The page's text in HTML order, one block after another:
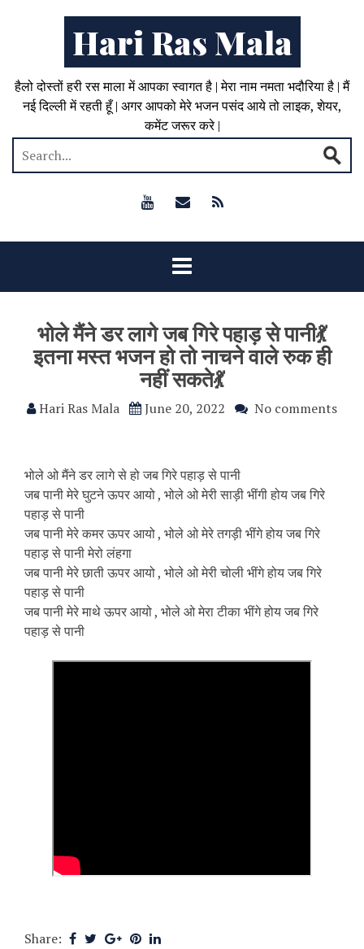
Hari Ras Mala
हैलो दोस्तों हरी रस माला में आपका स्वागत है | मेरा नाम नमता भदौरिया है | मैं
नई दिल्ली में रहती हूँ | अगर आपको मेरे भजन पसंद आये तो लाइक, शेयर,
कमेंट जरूर करे |
भोले मैंने डर लागे जब गिरे पहाड़ से पानी💃
इतना मस्त भजन हो तो नाचने वाले रुक ही
नहीं सकते💃
Hari Ras Mala June 20, 2022 No comments
भोले ओ मैंने डर लागे से हो जब गिरे पहाड़ से पानी
जब पानी मेरे घुटने ऊपर आयो , भोले ओ मेरी साड़ी भींगी होय जब गिरे
पहाड़ से पानी
जब पानी मेरे कमर ऊपर आयो , भोले ओ मेरे तगड़ी भींगे होय जब गिरे
पहाड़ से पानी मेरो लंहगा
जब पानी मेरे छाती ऊपर आयो , भोले ओ मेरी चोली भींगे होय जब गिरे
पहाड़ से पानी
जब पानी मेरे माथे ऊपर आयो , भोले ओ मेरा टीका भींगे होय जब गिरे
पहाड़ से पानी
Share: